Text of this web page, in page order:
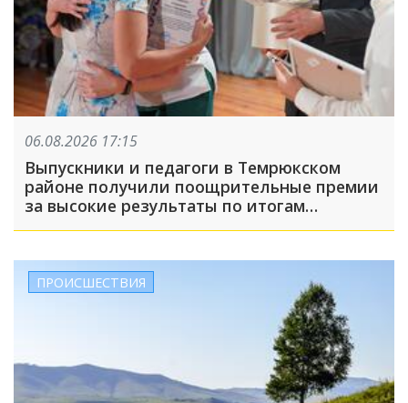
06.08.2026 17:15
Выпускники и педагоги в Темрюкском
районе получили поощрительные премии
за высокие результаты по итогам
учебного года
ПРОИСШЕСТВИЯ